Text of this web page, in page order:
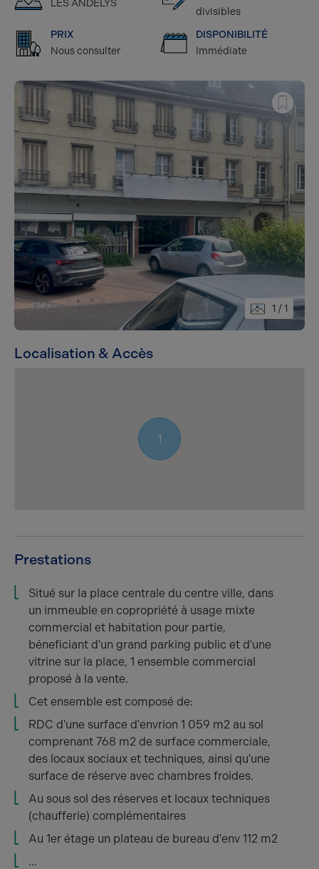
LES ANDELYS
divisibles
PRIX
Nous consulter
DISPONIBILITÉ
Immédiate
1 / 1
Localisation & Accès
1
Prestations
Situé sur la place centrale du centre ville, dans
un immeuble en copropriété à usage mixte
commercial et habitation pour partie,
béneficiant d'un grand parking public et d'une
vitrine sur la place, 1 ensemble commercial
proposé à la vente.
Cet ensemble est composé de:
RDC d'une surface d'envrion 1 059 m2 au sol
comprenant 768 m2 de surface commerciale,
des locaux sociaux et techniques, ainsi qu'une
surface de réserve avec chambres froides.
Au sous sol des réserves et locaux techniques
(chaufferie) complémentaires
Au 1er étage un plateau de bureau d'env 112 m2
...